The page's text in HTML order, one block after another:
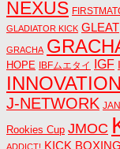
NEXUS
GLADIATOR KICK GLEAT
GRACHA
HOPE IBFムエタイ IGF
INNOVATION
J-NETWORK
Rookies Cup JMOC
ADDICT! KICK